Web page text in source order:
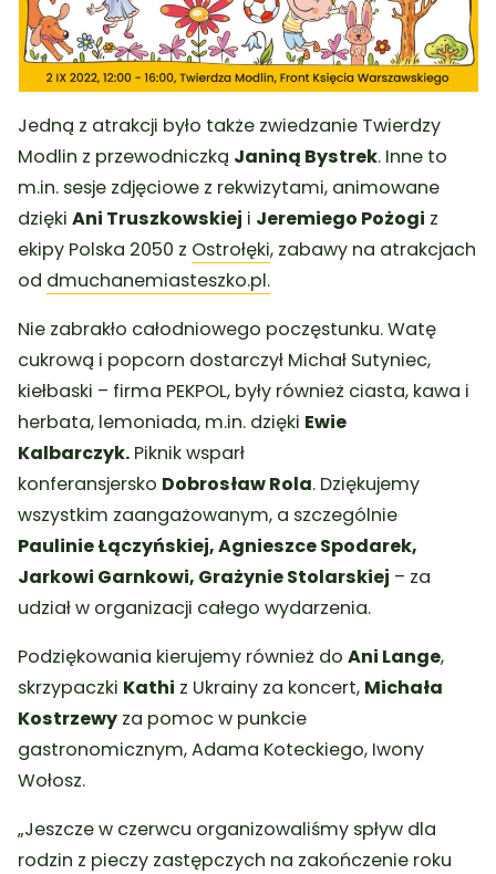
Jedną z atrakcji było także zwiedzanie Twierdzy
Modlin z przewodniczką Janiną Bystrek. Inne to
m.in. sesje zdjęciowe z rekwizytami, animowane
dziękiAni Truszkowskiej i Jeremiego Pożogi z
ekipy Polska 2050 z Ostrołęki, zabawy na atrakcjach
od dmuchanemiasteszko.pl.
Nie zabrakło całodniowego poczęstunku. Watę
cukrową i popcorn dostarczył Michał Sutyniec,
kiełbaski – firma PEKPOL, były również ciasta, kawa i
herbata, lemoniada, m.in. dzięki Ewie
Kalbarczyk. Piknik wsparł
konferansjersko Dobrosław Rola. Dziękujemy
wszystkim zaangażowanym, a szczególnie
Paulinie Łączyńskiej, Agnieszce Spodarek,
Jarkowi Garnkowi, Grażynie Stolarskiej – za
udział w organizacji całego wydarzenia.
Podziękowania kierujemy również doAni Lange,
skrzypaczki Kathi z Ukrainy za koncert, Michała
Kostrzewy za pomoc w punkcie
gastronomicznym, Adama Koteckiego, Iwony
Wołosz.
„Jeszcze w czerwcu organizowaliśmy spływ dla
rodzin z pieczy zastępczych na zakończenie roku